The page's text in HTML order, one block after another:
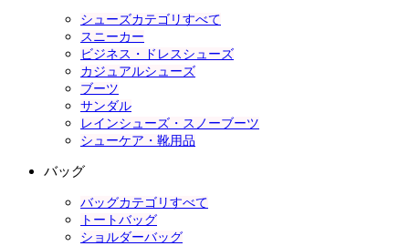
シューズカテゴリすべて
スニーカー
ビジネス・ドレスシューズ
カジュアルシューズ
ブーツ
サンダル
レインシューズ・スノーブーツ
シューケア・靴用品
バッグ
バッグカテゴリすべて
トートバッグ
ショルダーバッグ